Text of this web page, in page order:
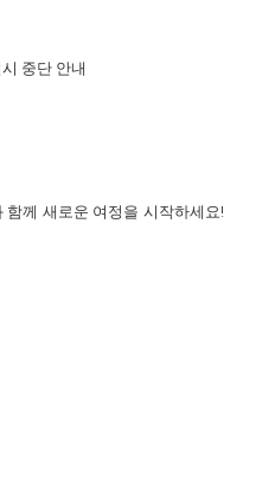
중단 안내
께 새로운 여정을 시작하세요!